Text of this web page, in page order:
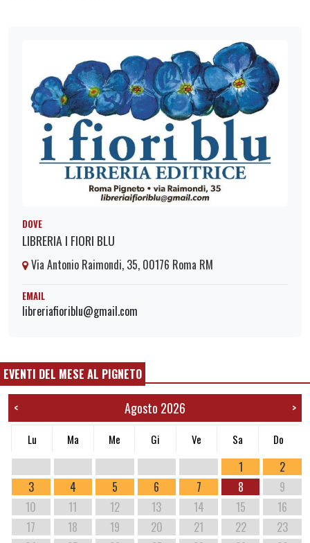
DOVE
LIBRERIA I FIORI BLU
Via Antonio Raimondi, 35, 00176 Roma RM
EMAIL
libreriafioriblu@gmail.com
EVENTI DEL MESE AL PIGNETO
< Agosto 2026 >
Lu Ma Me Gi Ve Sa Do
1
2
3
4 5 6 7 8
9
10
11 12 13 14 15
16
17
18 19 20 21 22
23